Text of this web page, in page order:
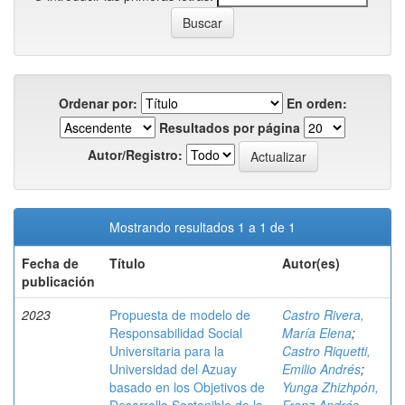
Ordenar por:
En orden:
Resultados por página
Autor/Registro:
Mostrando resultados 1 a 1 de 1
Fecha de
publicación
Título Autor(es)
2023
Propuesta de modelo de
Responsabilidad Social
Universitaria para la
Universidad del Azuay
basado en los Objetivos de
Castro Rivera,
María Elena;
Castro Riquetti,
Emilio Andrés;
Yunga Zhizhpón,